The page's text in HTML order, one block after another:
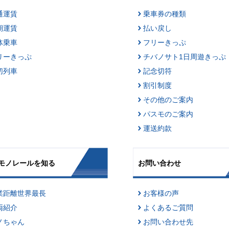
運賃
運賃
乗車
ーきっぷ
列車
乗車券の種類
払い戻し
フリーきっぷ
チバノサト1日周遊きっぷ
記念切符
割引制度
その他のご案内
パスモのご案内
運送約款
ノレールを知る
距離世界最長
紹介
ちゃん
お問い合わせ
お客様の声
よくあるご質問
お問い合わせ先